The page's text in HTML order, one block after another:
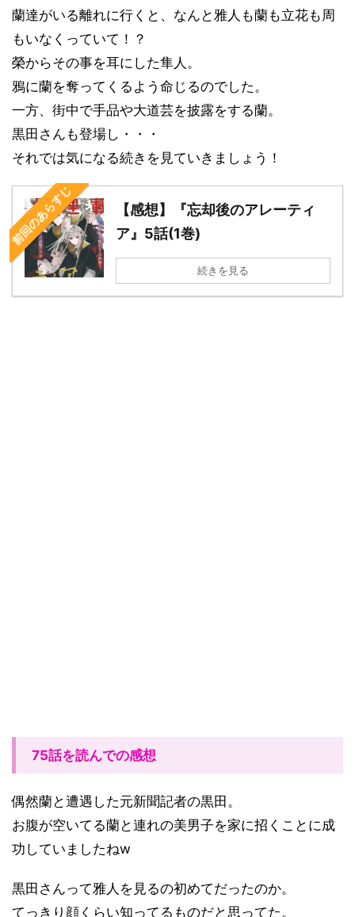
蘭達がいる離れに行くと、なんと雅人も蘭も立花も周
もいなくっていて！？
榮からその事を耳にした隼人。
鴉に蘭を奪ってくるよう命じるのでした。
一方、街中で手品や大道芸を披露をする蘭。
黒田さんも登場し・・・
それでは気になる続きを見ていきましょう！
前回のあらすじ
【感想】『忘却後のアレーティ
ア』5話(1巻)
続きを見る
75話を読んでの感想
偶然蘭と遭遇した元新聞記者の黒田。
お腹が空いてる蘭と連れの美男子を家に招くことに成
功していましたねw
黒田さんって雅人を見るの初めてだったのか。
てっきり顔くらい知ってるものだと思ってた。